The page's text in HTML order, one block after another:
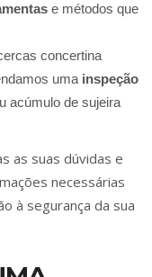
e métodos que
concertina
uma inspeção
acúmulo de sujeira
as suas dúvidas e
necessárias
à segurança da sua